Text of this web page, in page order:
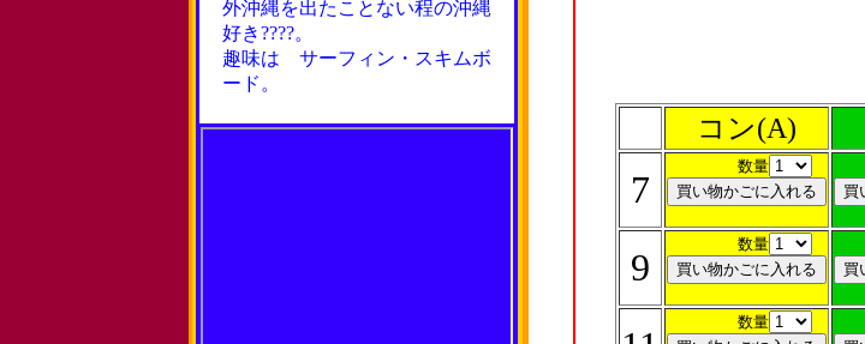
外沖縄を出たことない程の沖縄
好き????。
趣味は サーフィン・スキムボ
ード。
コン(A)
7
数量
9
数量
数量